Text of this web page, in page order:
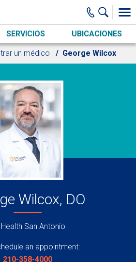
SERVICIOS UBICACIONES
un médico George Wilcox
Wilcox, DO
Health San Antonio
an appointment:
210-358-4000